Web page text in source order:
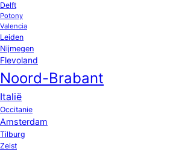
Delft
Potony
Valencia
Leiden
Nijmegen
Flevoland
Noord-Brabant
Italië
Occitanie
Amsterdam
Tilburg
Zeist